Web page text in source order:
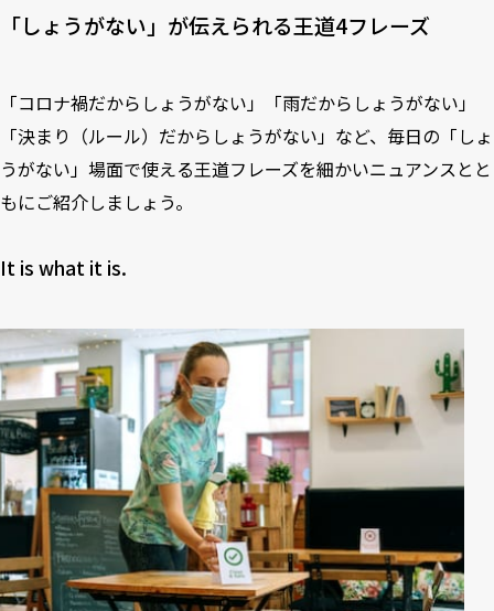
「しょうがない」が伝えられる王道4フレーズ
「コロナ禍だからしょうがない」「雨だからしょうがない」
「決まり（ルール）だからしょうがない」など、毎日の「しょ
うがない」場面で使える王道フレーズを細かいニュアンスとと
もにご紹介しましょう。
It is what it is.